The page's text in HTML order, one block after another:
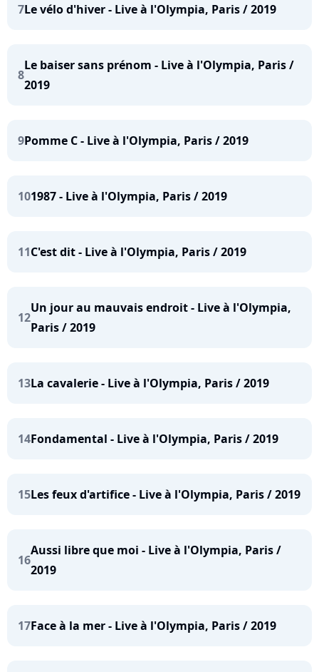
7Le vélo d'hiver - Live à l'Olympia, Paris / 2019
8
Le baiser sans prénom - Live à l'Olympia, Paris /
2019
9Pomme C - Live à l'Olympia, Paris / 2019
101987 - Live à l'Olympia, Paris / 2019
11C'est dit - Live à l'Olympia, Paris / 2019
12
Un jour au mauvais endroit - Live à l'Olympia,
Paris / 2019
13La cavalerie - Live à l'Olympia, Paris / 2019
14Fondamental - Live à l'Olympia, Paris / 2019
15Les feux d'artifice - Live à l'Olympia, Paris / 2019
16
Aussi libre que moi - Live à l'Olympia, Paris /
2019
17Face à la mer - Live à l'Olympia, Paris / 2019